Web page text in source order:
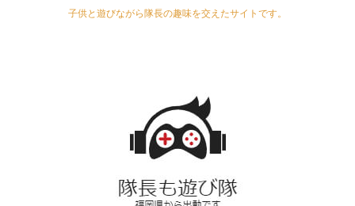
子供と遊びながら隊長の趣味を交えたサイトです。